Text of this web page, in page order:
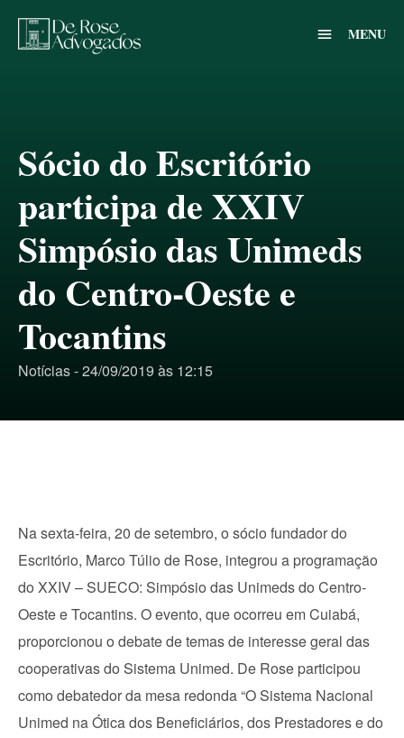
menu MENU
Sócio do Escritório
participa de XXIV
Simpósio das Unimeds
do Centro-Oeste e
Tocantins
Notícias - 24/09/2019 às 12:15
Na sexta-feira, 20 de setembro, o sócio fundador do
Escritório, Marco Túlio de Rose, integrou a programação
do XXIV – SUECO: Simpósio das Unimeds do Centro-
Oeste e Tocantins. O evento, que ocorreu em Cuiabá,
proporcionou o debate de temas de interesse geral das
cooperativas do Sistema Unimed. De Rose participou
como debatedor da mesa redonda “O Sistema Nacional
Unimed na Ótica dos Beneficiários, dos Prestadores e do